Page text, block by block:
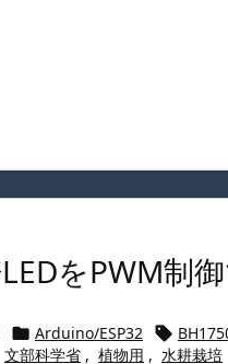
をPWM制
 Arduino/ESP32 
文部科学省 , 植物用 , 水耕栽培